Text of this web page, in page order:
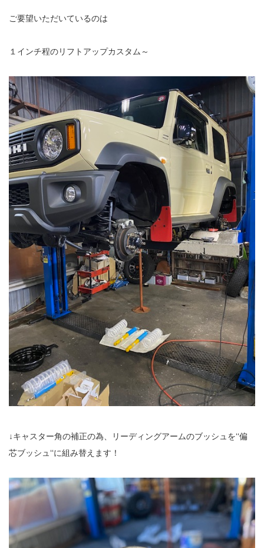
ご要望いただいているのは
１インチ程のリフトアップカスタム～
↓キャスター角の補正の為、リーディングアームのブッシュを‘‘偏
芯ブッシュ‘‘に組み替えます！